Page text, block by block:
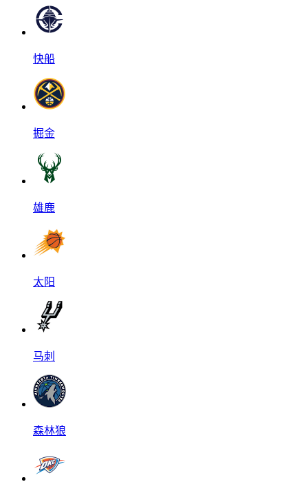
快船
掘金
雄鹿
太阳
马刺
森林狼